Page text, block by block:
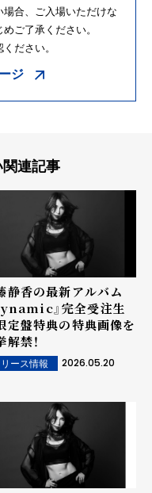
場合、ご入場いただけな
ご了承ください。
ださい。
ジ
連記事
静香の最新アルバム
』完全受注生
定盤特典の特典画像を
解禁！
リース情報 2026.05.20